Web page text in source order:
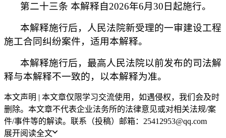
第二十三条 本解释自2026年6月30日起施行。
本解释施行后，人民法院新受理的一审建设工程
施工合同纠纷案件，适用本解释。
本解释施行后，最高人民法院以前发布的司法解
释与本解释不一致的，以本解释为准。
本文声明 | 本文章仅限学习交流使用，如遇侵权，我们会及时
删除。本文章不代表企业法务所的法律意见或对相关法规/案
件/事件等的解读。联系（投稿）邮箱：25412953@qq.com
展开阅读全文